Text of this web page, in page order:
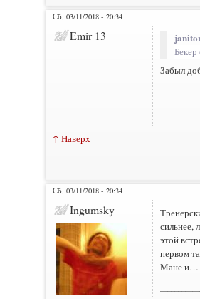
Сб, 03/11/2018 - 20:34
Emir 13
Забыл
↑ Наверх
Сб, 03/11/2018 - 20:34
Ingumsky
сильнее,
этой
первом
Мане